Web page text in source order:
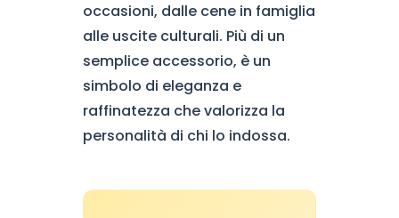
occasioni, dalle cene in famiglia
alle uscite culturali. Più di un
semplice accessorio, è un
simbolo di eleganza e
raffinatezza che valorizza la
personalità di chi lo indossa.